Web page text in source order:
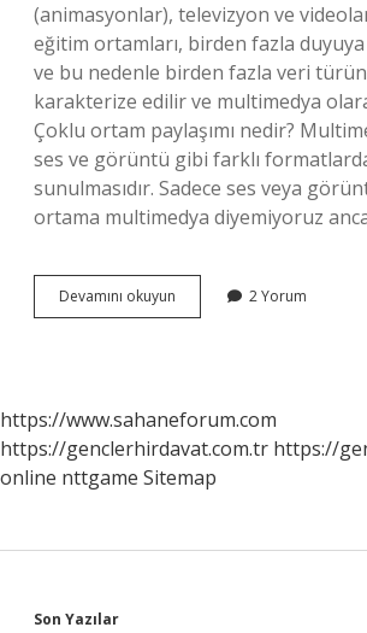
(animasyonlar), televizyon ve
eğitim ortamları, birden fazla
ve bu nedenle birden fazla veri
karakterize edilir ve multimedya
Çoklu ortam paylaşımı nedir?
ses ve görüntü gibi farklı
sunulmasıdır. Sadece ses veya
ortama multimedya diyemiyoruz
Devamını okuyun
Ortam
2 Yorum
https://www.sahaneforum.com
https://genclerhirdavat.com.tr https://
online nttgame Sitemap
Son Yazılar